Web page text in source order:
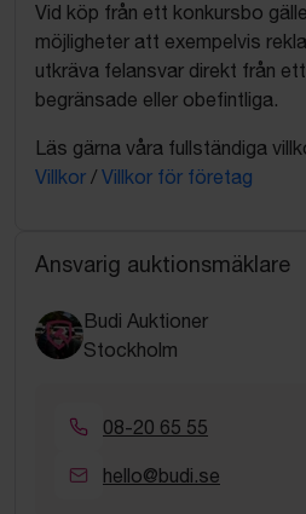
Vid köp från ett konkursbo
möjligheter att exempelvis
utkräva felansvar direkt från
begränsade eller obefintliga.
Läs gärna våra fullständiga
Villkor / Villkor för företag
Ansvarig auktionsmäklare
Budi Auktioner
Stockholm
08-20 65 55
hello@budi.se